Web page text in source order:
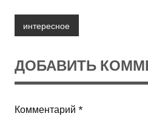
интересное
ДОБАВИТЬ
Комментарий *